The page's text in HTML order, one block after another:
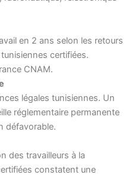
en 2 ans selon les retours
certifiées.
CNAM.
légales tunisiennes. Un
réglementaire permanente
défavorable.
des travailleurs à la
constatent une